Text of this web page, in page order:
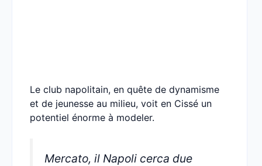
Le club napolitain, en quête de dynamisme
et de jeunesse au milieu, voit en Cissé un
potentiel énorme à modeler.
Mercato, il Napoli cerca due